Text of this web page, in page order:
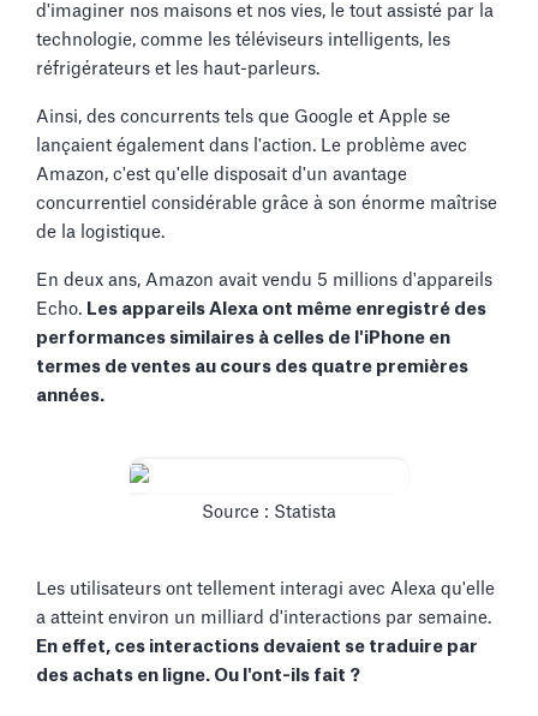
d'imaginer nos maisons et nos vies, le tout assisté par la
technologie, comme les téléviseurs intelligents, les
réfrigérateurs et les haut-parleurs.
Ainsi, des concurrents tels que Google et Apple se
lançaient également dans l'action. Le problème avec
Amazon, c'est qu'elle disposait d'un avantage
concurrentiel considérable grâce à son énorme maîtrise
de la logistique.
En deux ans, Amazon avait vendu 5 millions d'appareils
Echo. Les appareils Alexa ont même enregistré des
performances similaires à celles de l'iPhone en
termes de ventes au cours des quatre premières
années.
Source : Statista
Les utilisateurs ont tellement interagi avec Alexa qu'elle
a atteint environ un milliard d'interactions par semaine.
En effet, ces interactions devaient se traduire par
des achats en ligne. Ou l'ont-ils fait ?